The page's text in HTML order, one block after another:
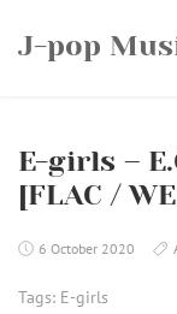
J-pop
E-girls –
[FLAC /
6 October 2020
Tags: E-girls